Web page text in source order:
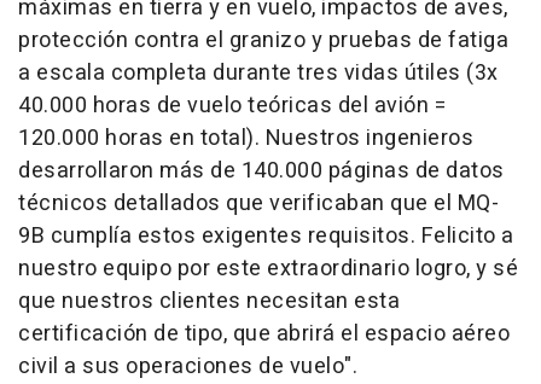
máximas en tierra y en vuelo, impactos de aves,
protección contra el granizo y pruebas de fatiga
a escala completa durante tres vidas útiles (3x
40.000 horas de vuelo teóricas del avión =
120.000 horas en total). Nuestros ingenieros
desarrollaron más de 140.000 páginas de datos
técnicos detallados que verificaban que el MQ-
9B cumplía estos exigentes requisitos. Felicito a
nuestro equipo por este extraordinario logro, y sé
que nuestros clientes necesitan esta
certificación de tipo, que abrirá el espacio aéreo
civil a sus operaciones de vuelo".